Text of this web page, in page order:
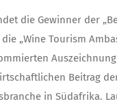
die Gewinner der
„Wine Tourism
Beitrag
in Südafrika.